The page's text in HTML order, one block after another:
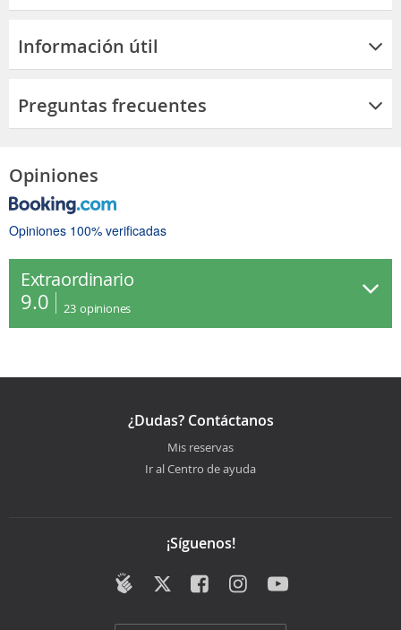
Información útil
Preguntas frecuentes
Opiniones
Opiniones 100% verificadas
Extraordinario
9.0 23 opiniones
¿Dudas? Contáctanos
Mis reservas
Ir al Centro de ayuda
¡Síguenos!